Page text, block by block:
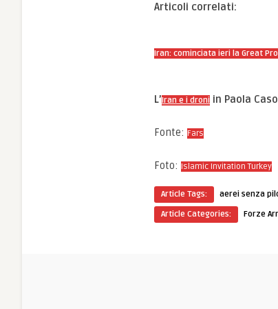
Articoli correlati:
Iran: cominciata ieri la Great
L’Iran e i droni in Paola
Fonte: Fars
Foto: Islamic Invitation Turkey
Article Tags: aerei senza
Article Categories:
Forze